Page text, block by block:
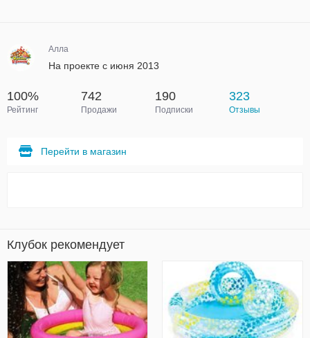
Алла
На проекте с июня 2013
100%
Рейтинг
742
Продажи
190
Подписки
323
Отзывы
Перейти в магазин
Клубок рекомендует